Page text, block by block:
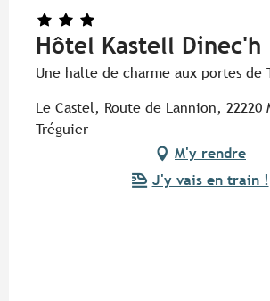
Hôtel Kastell Dinec'h
Une halte de charme aux portes de
Le Castel, Route de Lannion, 22220
Tréguier
M'y rendre
J'y vais en train !